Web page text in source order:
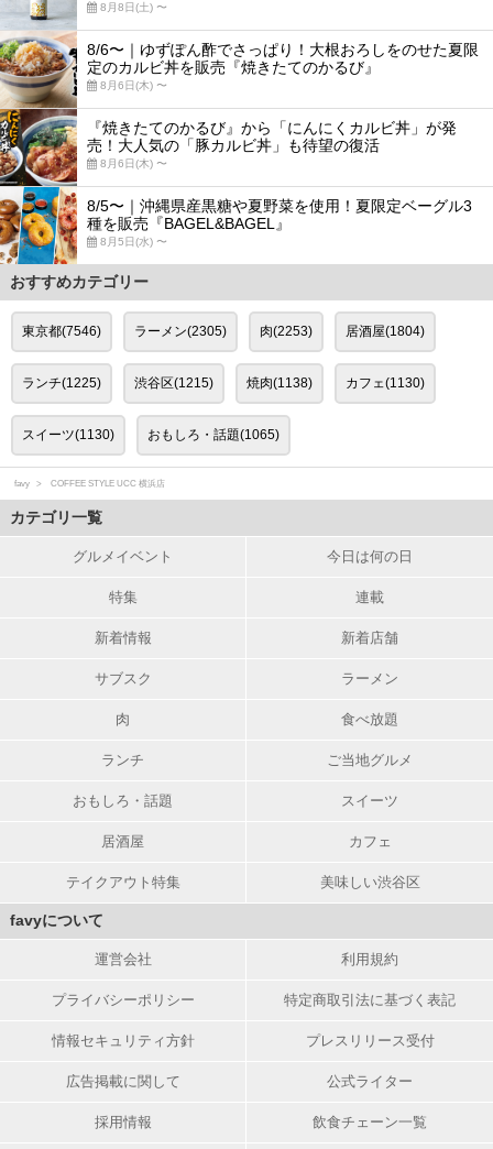
8月8日(土) 〜
8/6〜｜ゆずぽん酢でさっぱり！大根おろしをのせた夏限
定のカルビ丼を販売『焼きたてのかるび』
8月6日(木) 〜
『焼きたてのかるび』から「にんにくカルビ丼」が発
売！大人気の「豚カルビ丼」も待望の復活
8月6日(木) 〜
8/5〜｜沖縄県産黒糖や夏野菜を使用！夏限定ベーグル3
種を販売『BAGEL&BAGEL』
8月5日(水) 〜
おすすめカテゴリー
東京都(7546) ラーメン(2305) 肉(2253) 居酒屋(1804)
ランチ(1225) 渋谷区(1215) 焼肉(1138) カフェ(1130)
スイーツ(1130) おもしろ・話題(1065)
favy COFFEE STYLE UCC 横浜店
カテゴリ一覧
グルメイベント 今日は何の日
特集 連載
新着情報 新着店舗
サブスク ラーメン
肉 食べ放題
ランチ ご当地グルメ
おもしろ・話題 スイーツ
居酒屋 カフェ
テイクアウト特集 美味しい渋谷区
favyについて
運営会社 利用規約
プライバシーポリシー 特定商取引法に基づく表記
情報セキュリティ方針 プレスリリース受付
広告掲載に関して 公式ライター
採用情報 飲食チェーン一覧